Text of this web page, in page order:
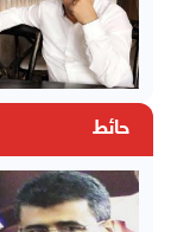
حائط